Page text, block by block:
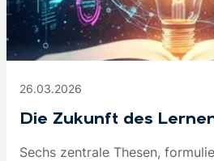
26.03.2026
Die Zukunft des
Sechs zentrale Thesen,